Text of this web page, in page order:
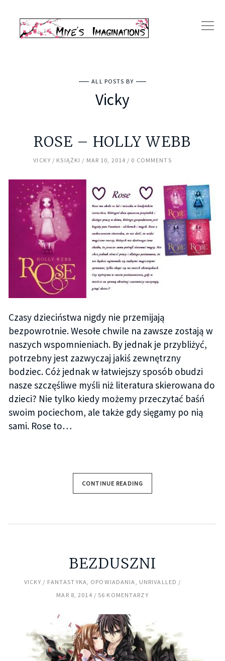
ALL POSTS BY
Vicky
ROSE – HOLLY WEBB
VICKY KSIĄŻKI MAR 10, 2014 0 COMMENTS
Czasy dzieciństwa nigdy nie przemijają
bezpowrotnie. Wesołe chwile na zawsze zostają w
naszych wspomnieniach. By jednak je przybliżyć,
potrzebny jest zazwyczaj jakiś zewnętrzny
bodziec. Cóż jednak w łatwiejszy sposób obudzi
nasze szczęśliwe myśli niż literatura skierowana do
dzieci? Nie tylko kiedy możemy przeczytać baśń
swoim pociechom, ale także gdy sięgamy po nią
sami. Rose to…
CONTINUE READING
BEZDUSZNI
VICKY FANTASTYKA, OPOWIADANIA, UNRIVALLED
MAR 8, 2014
56 KOMENTARZY